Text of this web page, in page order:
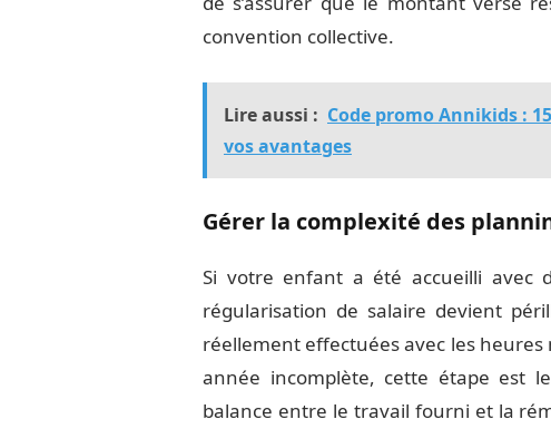
convention collective.
Lire aussi : Code promo Annikids :
vos avantages
Gérer la complexité des
Si votre enfant a été accueilli avec
régularisation de salaire devient
réellement effectuées avec les
année incomplète, cette étape est
balance entre le travail fourni et la